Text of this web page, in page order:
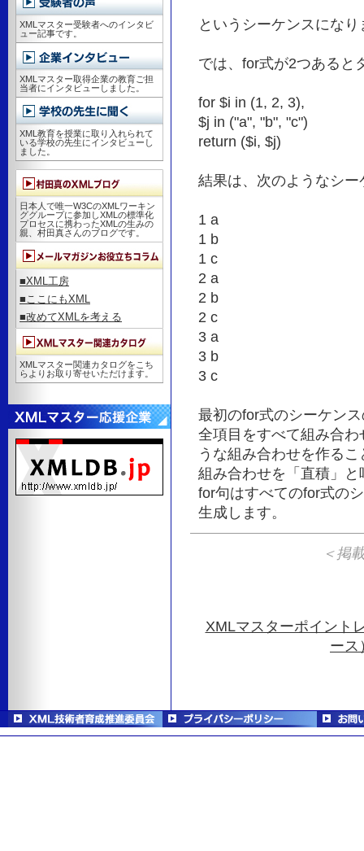
というシーケンスになり
では、for式が2つあると
for $i in (1, 2, 3),
$j in ("a", "b", "c")
return ($i, $j)
結果は、次のようなシ
1 a
1 b
1 c
2 a
2 b
2 c
3 a
3 b
3 c
最初のfor式のシーケン
全項目をすべて組み合
うな組み合わせを作る
組み合わせを「直積」
for句はすべてのfor式の
生成します。
＜掲
XMLマスターポイント
ース
XMLマスター受験者へのインタビ
ュー記事です。
XMLマスター取得企業の教育ご担
当者にインタビューしました。
XML教育を授業に取り入れられて
いる学校の先生にインタビューし
ました。
日本人で唯一W3CのXMLワーキン
ググループに参加しXMLの標準化
プロセスに携わったXMLの生みの
親、村田真さんのブログです。
■XML工房
■ここにもXML
■改めてXMLを考える
XMLマスター関連カタログをこち
らよりお取り寄せいただけます。